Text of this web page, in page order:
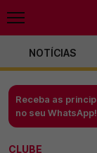
NOTÍCIAS
Receba as
no seu WhatsApp!
CLUBE